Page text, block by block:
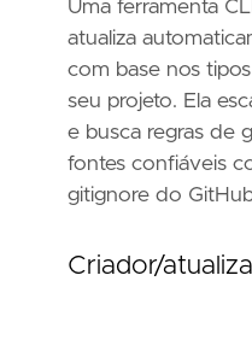
Uma ferramenta
atualiza
com base nos
seu projeto. Ela
e busca regras de
fontes confiáveis
gitignore do
Criador/